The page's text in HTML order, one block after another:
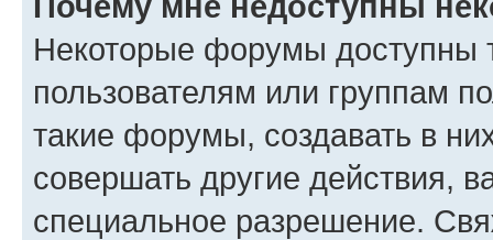
Некоторые форумы доступны
пользователям или группам
такие форумы, создавать в
совершать другие действия,
специальное разрешение.